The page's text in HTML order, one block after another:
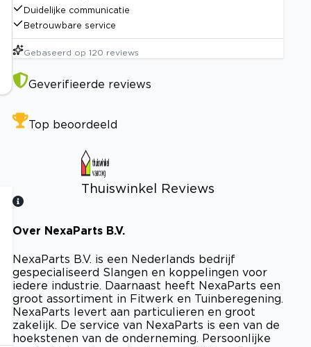
Duidelijke communicatie
Betrouwbare service
Gebaseerd op 120 reviews
Geverifieerde reviews
Top beoordeeld
Thuiswinkel Reviews
Bekijk certificaat
Over NexaParts B.V.
NexaParts B.V. is een Nederlands bedrijf
gespecialiseerd Slangen en koppelingen voor
iedere industrie. Daarnaast heeft NexaParts een
groot assortiment in Fitwerk en Tuinberegening.
NexaParts levert aan particulieren en groot
zakelijk. De service van NexaParts is een van de
hoekstenen van de onderneming. Persoonlijke